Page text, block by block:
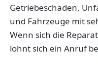
Getriebeschaden,
und Fahrzeuge mit
Wenn sich die
lohnt sich ein Anruf